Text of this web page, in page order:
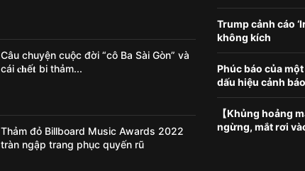
Câu chuyện cuộc đời “cô Ba Sài Gòn” và
cái 𝐜𝐡ế𝐭 bi thảm...
Thảm đỏ Billboard Music Awards 2022
tràn ngập trang phục quyến rũ
Trump cảnh cáo
không kích
Phúc báo của
dấu hiệu cảnh báo
【Khủng hoảng
ngừng, mắt rơi